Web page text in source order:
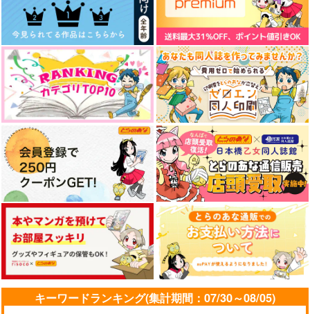
ドリーマーズ・ドリー
ム・ドリームス
よもやま文庫
787円（税込）
オベロン×ぐだ子
サンプル
作品詳細
203号室の友人 カル
デアの友人
hole fall
1,572円（税込）
藤丸立香
サンプル
作品詳細
プリンでケンカして泣
かした
hole fall
1,572円（税込）
ぐだ男×オベロン
サンプル
作品詳細
キーワードランキング(集計期間：07/30～08/05)